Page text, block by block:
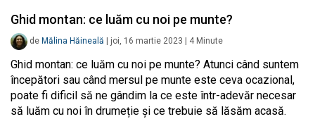
Ghid montan: ce luăm cu noi pe munte?
de Mălina Hăineală joi, 16 martie 2023 4 Minute
Ghid montan: ce luăm cu noi pe munte? Atunci când suntem
începători sau când mersul pe munte este ceva ocazional,
poate fi dificil să ne gândim la ce este într-adevăr necesar
să luăm cu noi în drumeție și ce trebuie să lăsăm acasă.